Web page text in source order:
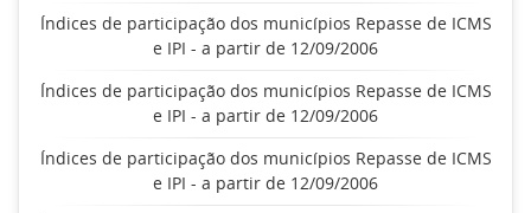
Índices de participação dos municípios Repasse de ICMS
e IPI - a partir de 12/09/2006
Índices de participação dos municípios Repasse de ICMS
e IPI - a partir de 12/09/2006
Índices de participação dos municípios Repasse de ICMS
e IPI - a partir de 12/09/2006